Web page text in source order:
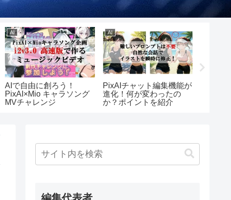
AI
AIで自由に創ろう！
PixAI×Mio キャラソング
MVチャレンジ
AI
PixAIチャット編集機能が
進化！何が変わったの
か？ポイントを紹介
編集代表者